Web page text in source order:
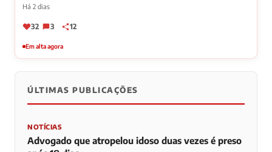
Há 2 dias
32 3 12
Em alta agora
ÚLTIMAS PUBLICAÇÕES
NOTÍCIAS
Advogado que atropelou idoso duas vezes é preso